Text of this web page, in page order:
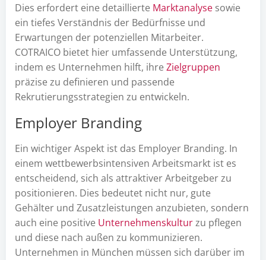
Dies erfordert eine detaillierte Marktanalyse sowie
ein tiefes Verständnis der Bedürfnisse und
Erwartungen der potenziellen Mitarbeiter.
COTRAICO bietet hier umfassende Unterstützung,
indem es Unternehmen hilft, ihre Zielgruppen
präzise zu definieren und passende
Rekrutierungsstrategien zu entwickeln.
Employer Branding
Ein wichtiger Aspekt ist das Employer Branding. In
einem wettbewerbsintensiven Arbeitsmarkt ist es
entscheidend, sich als attraktiver Arbeitgeber zu
positionieren. Dies bedeutet nicht nur, gute
Gehälter und Zusatzleistungen anzubieten, sondern
auch eine positive Unternehmenskulturzu pflegen
und diese nach außen zu kommunizieren.
Unternehmen in München müssen sich darüber im